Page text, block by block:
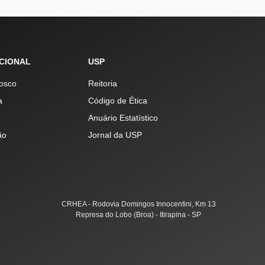
USP
Reitoria
Código de Ética
Anuário Estatístico
Jornal da USP
CRHEA - Rodovia Domingos Innocentini, Km 13
Represa do Lobo (Broa) - Itirapina - SP